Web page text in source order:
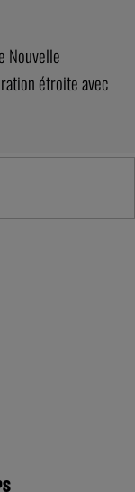
Nouvelle
étroite avec